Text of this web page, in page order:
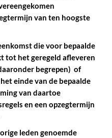
van ten hoogste
die voor bepaalde
tot het geregeld afleveren
begrepen) of
einde van de bepaalde
van daartoe
en een opzegtermijn
leden genoemde